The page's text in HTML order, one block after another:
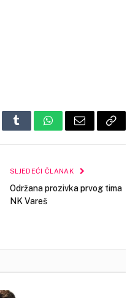
TumblrWhatsApp
Email Copy
SLJEDEĆI ČLANAK
Održana prozivka prvog tima
NK Vareš